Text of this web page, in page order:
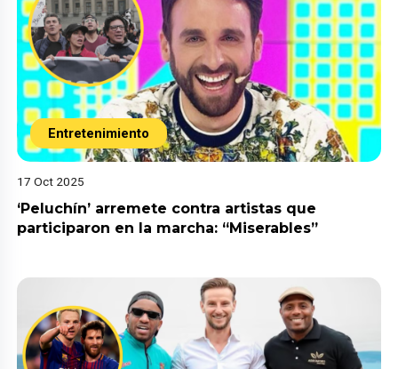
Entretenimiento
17 Oct 2025
‘Peluchín’ arremete contra artistas que
participaron en la marcha: “Miserables”